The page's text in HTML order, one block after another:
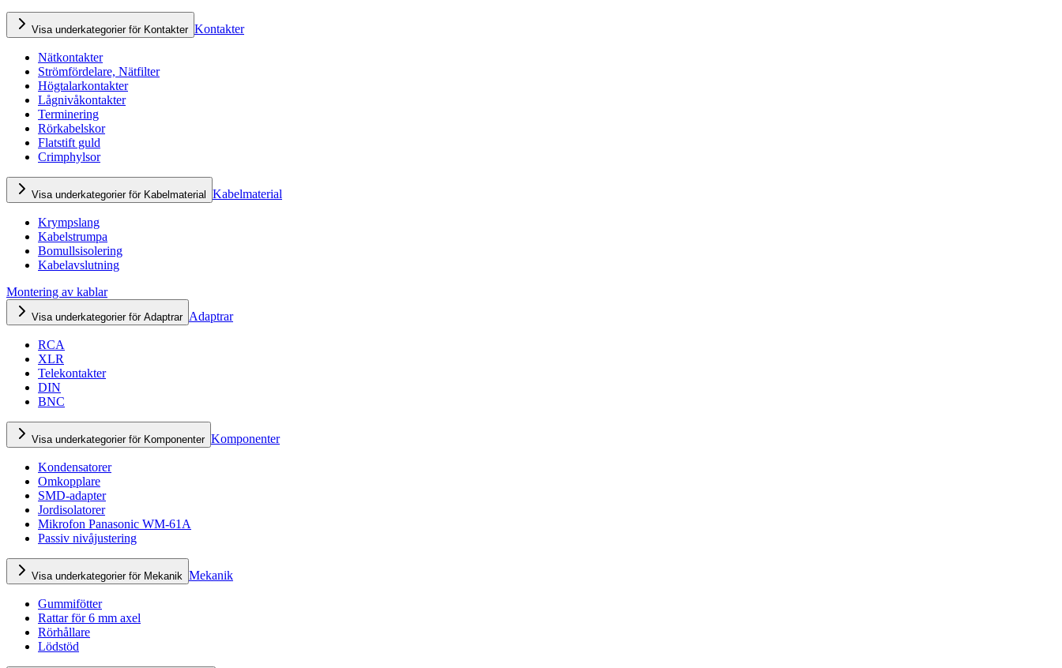
Visa underkategorier för Kontakter Kontakter
Nätkontakter
Strömfördelare, Nätfilter
Högtalarkontakter
Lågnivåkontakter
Terminering
Rörkabelskor
Flatstift guld
Crimphylsor
Visa underkategorier för Kabelmaterial Kabelmaterial
Krympslang
Kabelstrumpa
Bomullsisolering
Kabelavslutning
Montering av kablar
Visa underkategorier för Adaptrar Adaptrar
RCA
XLR
Telekontakter
DIN
BNC
Visa underkategorier för Komponenter Komponenter
Kondensatorer
Omkopplare
SMD-adapter
Jordisolatorer
Mikrofon Panasonic WM-61A
Passiv nivåjustering
Visa underkategorier för Mekanik Mekanik
Gummifötter
Rattar för 6 mm axel
Rörhållare
Lödstöd